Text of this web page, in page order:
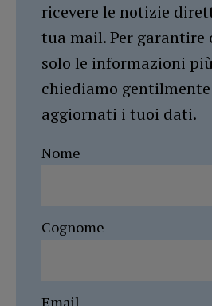
ricevere le notizie
tua mail. Per garantire
solo le informazioni
chiediamo
aggiornati i tuoi dati.
Nome
Cognome
Email